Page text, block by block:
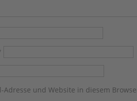
Adresse und Website in diesem